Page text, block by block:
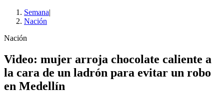
Semana|
Nación
Nación
Video: mujer arroja chocolate caliente a
la cara de un ladrón para evitar un robo
en Medellín